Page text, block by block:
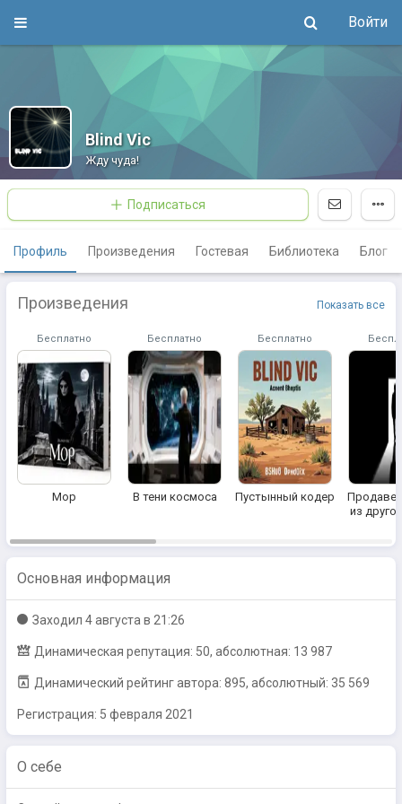
Войти
Blind Vic
Жду чуда!
Подписаться
Профиль Произведения Гостевая Библиотека Блог
Произведения Показать все
Бесплатно
Мор
Бесплатно
В тени космоса
Бесплатно
Пустынный кодер
из
Основная информация
Заходил 4 августа в 21:26
Динамическая репутация: 50, абсолютная: 13 987
Динамический рейтинг автора: 895, абсолютный: 35 569
Регистрация: 5 февраля 2021
О себе